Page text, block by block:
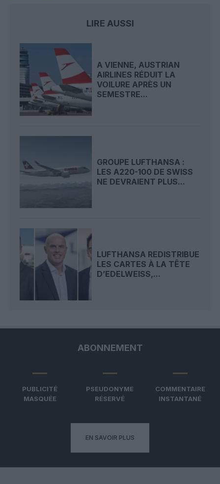
LIRE AUSSI
A VIENNE, AUSTRIAN
AIRLINES RÉDUIT LA
VOILURE APRÈS UN
SEMESTRE...
GROUPE LUFTHANSA :
LES A220-100 DE SWISS
NE DEVRAIENT PLUS...
LUFTHANSA REDISTRIBUE
LES CARTES À LA TÊTE
D’EDELWEISS,...
ABONNEMENT
PUBLICITÉ
MASQUÉE
PSEUDONYME
RÉSERVÉ
COMMENTAIRE
INSTANTANÉ
EN SAVOIR PLUS